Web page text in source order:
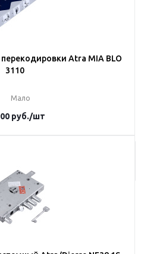
Atra MIA BLO
3110
Мало
руб./шт